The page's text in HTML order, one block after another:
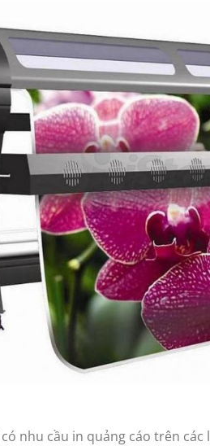
nhu cầu in quảng cáo trên các